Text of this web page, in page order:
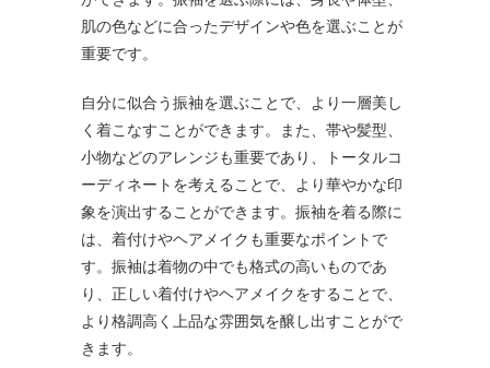
肌の色などに合ったデザインや色を選ぶことが
重要です。
自分に似合う振袖を選ぶことで、より一層美し
く着こなすことができます。また、帯や髪型、
小物などのアレンジも重要であり、トータルコ
ーディネートを考えることで、より華やかな印
象を演出することができます。振袖を着る際に
は、着付けやヘアメイクも重要なポイントで
す。振袖は着物の中でも格式の高いものであ
り、正しい着付けやヘアメイクをすることで、
より格調高く上品な雰囲気を醸し出すことがで
きます。